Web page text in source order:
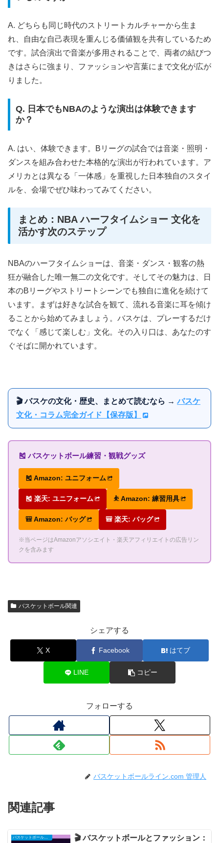
A. どちらも同じ時代のストリートカルチャーから生ま
れ、自由な自己表現を重んじる価値観を共有しているため
です。試合演出で音楽が多用されることで、両者の結びつ
きはさらに強まり、ファッションや言葉にまで文化が広が
りました。
Q. 日本でもNBAのような演出は体験できます
か？
A. はい、体験できます。Bリーグの試合では音楽・照明・
ダンスを組み合わせた本格的な演出が行われています。ア
メリカとは異なる「一体感」を重視した日本独自のスタイ
ルを、会場でぜひ味わってみてください。
まとめ：NBA ハーフタイムショー 文化を
活かす次のステップ
NBAのハーフタイムショーは、音楽・ダンス・観客の熱
狂が融合した唯一無二の文化です。そしてその魅力は、日
本のBリーグやストリートシーンでも独自に進化を続けて
います。まずは好きな試合を観て、流れる音楽に耳を傾け
ることから始めてみましょう。バスケは、プレーするだけ
でなく「感じて楽しむ」文化。その入り口は、あなたのす
ぐそばに開かれています。
🎬 バスケの文化・歴史、まとめて読むなら →バスケ
文化・コラム完全ガイド【保存版】
🎽 バスケットボール練習・観戦グッズ
🎽 Amazon: ユニフォーム
🎽 楽天: ユニフォーム ⛹ Amazon: 練習用具
🎒 Amazon: バッグ 🎒 楽天: バッグ
※当ページはAmazonアソシエイト・楽天アフィリエイトの広告リン
クを含みます
バスケットボール関連
シェアする
X Facebook はてブ
LINE コピー
フォローする
バスケットボールライン.com 管理人
関連記事
バスケットボール関連
🎬 バスケットボールとファッション：